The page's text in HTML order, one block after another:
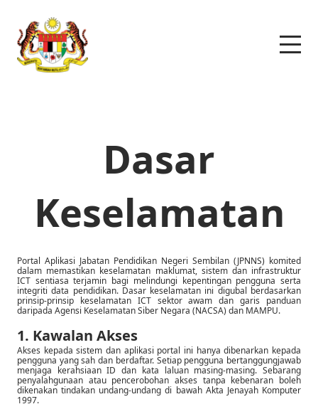
Dasar
Keselamatan
Portal Aplikasi Jabatan Pendidikan Negeri Sembilan (JPNNS) komited
dalam memastikan keselamatan maklumat, sistem dan infrastruktur
ICT sentiasa terjamin bagi melindungi kepentingan pengguna serta
integriti data pendidikan. Dasar keselamatan ini digubal berdasarkan
prinsip-prinsip keselamatan ICT sektor awam dan garis panduan
daripada Agensi Keselamatan Siber Negara (NACSA) dan MAMPU.
1. Kawalan Akses
Akses kepada sistem dan aplikasi portal ini hanya dibenarkan kepada
pengguna yang sah dan berdaftar. Setiap pengguna bertanggungjawab
menjaga kerahsiaan ID dan kata laluan masing-masing. Sebarang
penyalahgunaan atau pencerobohan akses tanpa kebenaran boleh
dikenakan tindakan undang-undang di bawah Akta Jenayah Komputer
1997.